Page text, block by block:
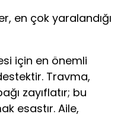
en çok yaralandığı
için en önemli
Travma,
zayıflatır; bu
esastır. Aile,